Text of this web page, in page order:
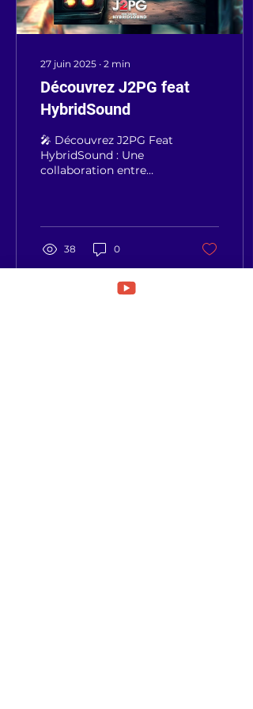
de ses voix, offrant des
morceaux à la fois
27 juin 2025 ∙ 2 min
Découvrez J2PG feat
HybridSound
🎤 Découvrez J2PG Feat
HybridSound : Une
collaboration entre
auteur et...
38 0